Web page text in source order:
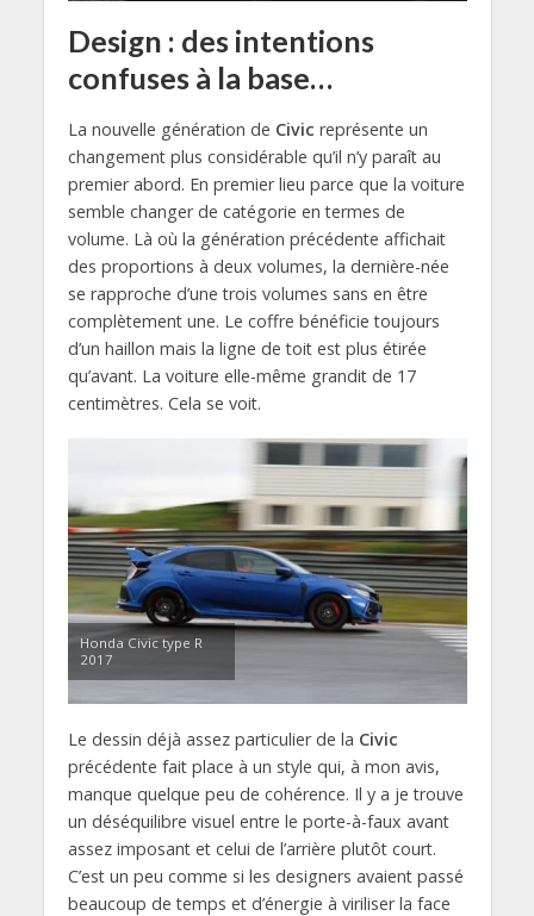
Design : des intentions
confuses à la base…
La nouvelle génération de Civic représente un
changement plus considérable qu’il n’y paraît au
premier abord. En premier lieu parce que la voiture
semble changer de catégorie en termes de
volume. Là où la génération précédente affichait
des proportions à deux volumes, la dernière-née
se rapproche d’une trois volumes sans en être
complètement une. Le coffre bénéficie toujours
d’un haillon mais la ligne de toit est plus étirée
qu’avant. La voiture elle-même grandit de 17
centimètres. Cela se voit.
Honda Civic type R
2017
Le dessin déjà assez particulier de la Civic
précédente fait place à un style qui, à mon avis,
manque quelque peu de cohérence. Il y a je trouve
un déséquilibre visuel entre le porte-à-faux avant
assez imposant et celui de l’arrière plutôt court.
C’est un peu comme si les designers avaient passé
beaucoup de temps et d’énergie à viriliser la face